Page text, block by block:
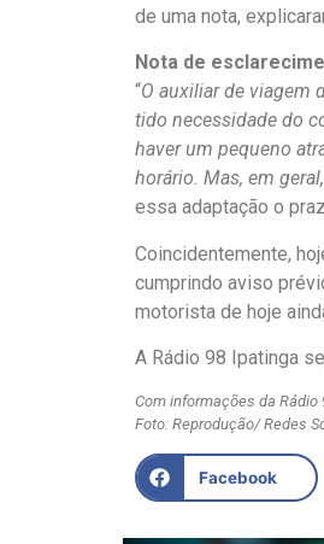
de uma nota,
Nota de
“O auxiliar de viagem
tido necessidade do
haver um pequeno
horário. Mas, em
essa adaptação o
Coincidentemente,
cumprindo aviso
motorista de hoje
A Rádio 98 Ipatinga
Com informações da Rádio
Foto: Reprodução/ Redes
Facebook